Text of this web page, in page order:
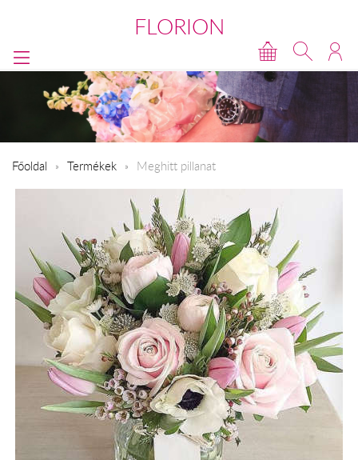
FLORION
Főoldal Termékek Meghitt pillanat